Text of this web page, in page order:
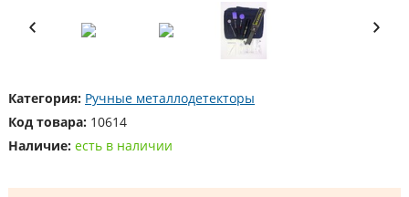
Категория: Ручные металлодетекторы
Код товара: 10614
Наличие: есть в наличии